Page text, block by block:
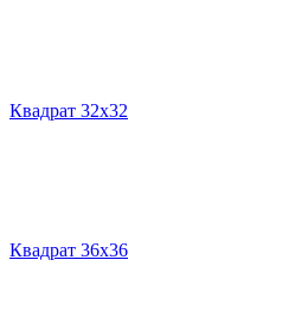
Квадрат 32х32
Квадрат 36х36